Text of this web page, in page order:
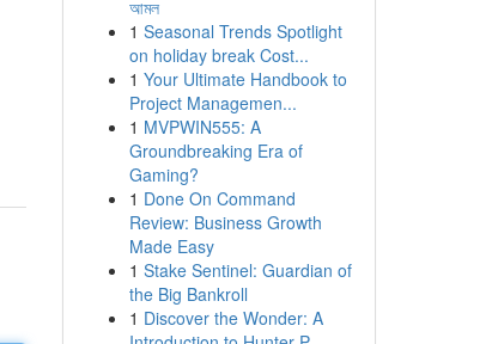
আমল
1 Seasonal Trends Spotlight
on holiday break Cost...
1 Your Ultimate Handbook to
Project Managemen...
1 MVPWIN555: A
Groundbreaking Era of
Gaming?
1 Done On Command
Review: Business Growth
Made Easy
1 Stake Sentinel: Guardian of
the Big Bankroll
1 Discover the Wonder: A